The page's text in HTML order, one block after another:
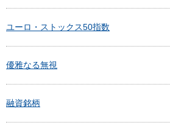
ユーロ・ストックス50指数
優雅なる無視
融資銘柄